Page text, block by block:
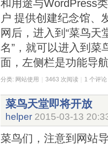
和用途与WordPress
户 提供创建纪念馆、
网后，进入到“菜鸟天
名”，就可以进入到菜
面，左侧栏是功能导
分类: 网站使用 3463 次阅读 1 个评论
菜鸟天堂即将开放
helper 2015-03-13
菜鸟们，注意到网站